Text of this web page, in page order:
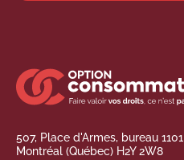
507, Place d'Armes, bureau 1101
Montréal (Québec) H2Y 2W8